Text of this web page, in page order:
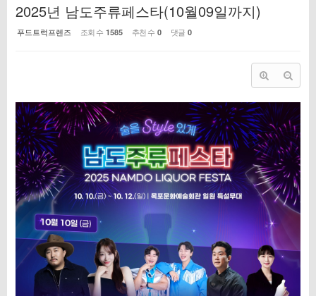
2025년 남도주류페스타(10월09일까지)
푸드트럭프렌즈 조회 수 1585 추천 수 0 댓글 0